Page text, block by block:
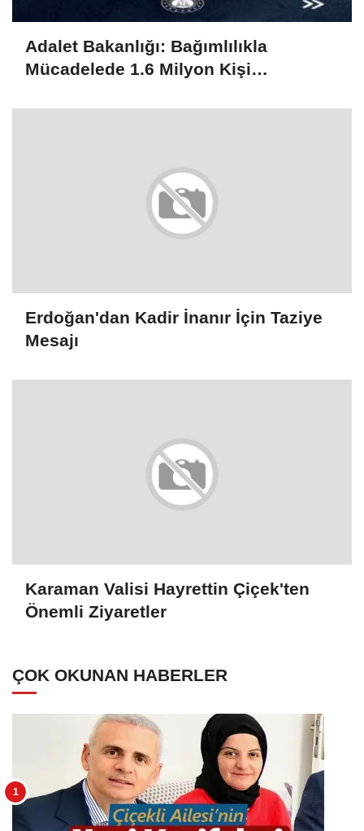
Adalet Bakanlığı: Bağımlılıkla
Mücadelede 1.6 Milyon Kişi
Erdoğan'dan Kadir İnanır İçin Taziye
Mesajı
Karaman Valisi Hayrettin Çiçek'ten
Önemli Ziyaretler
ÇOK OKUNAN HABERLER